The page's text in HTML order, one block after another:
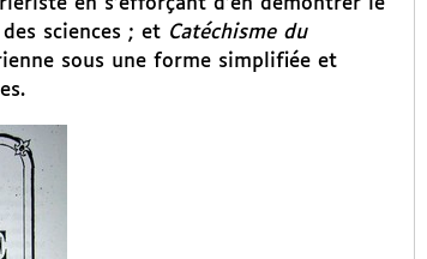
sciences ; et Catéchisme du
sous une forme simplifiée et